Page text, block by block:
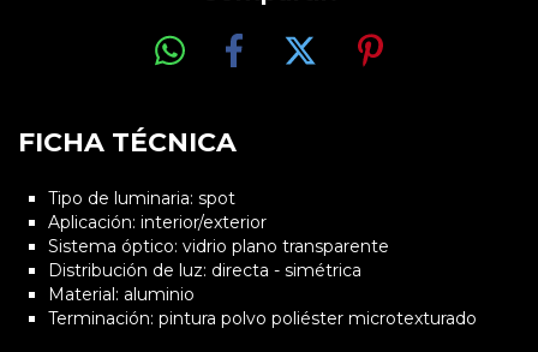
FICHA TÉCNICA
Tipo de luminaria: spot
Aplicación: interior/exterior
Sistema óptico: vidrio plano transparente
Distribución de luz: directa - simétrica
Material: aluminio
Terminación: pintura polvo poliéster microtexturado